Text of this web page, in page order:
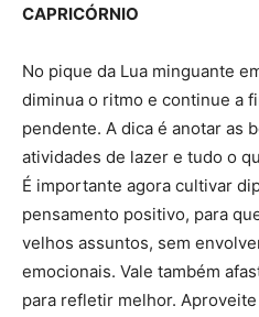
CAPRICÓRNIO
No pique da Lua minguante
diminua o ritmo e continue a
pendente. A dica é anotar as
atividades de lazer e tudo o
É importante agora cultivar
pensamento positivo, para
velhos assuntos, sem
emocionais. Vale também
para refletir melhor.